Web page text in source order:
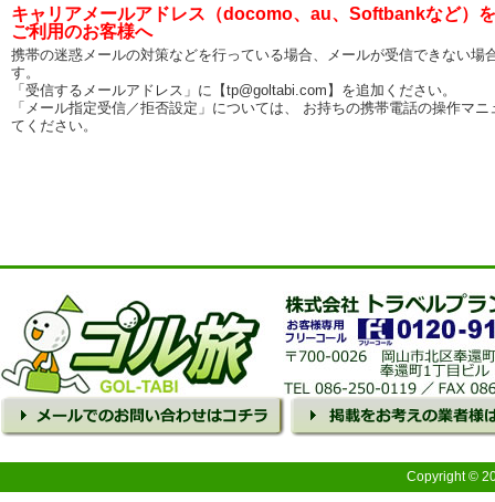
キャリアメールアドレス（docomo、au、Softbankなど）を
ご利用のお客様へ
携帯の迷惑メールの対策などを行っている場合、メールが受信できない場
す。
「受信するメールアドレス」に【tp@goltabi.com】を追加ください。
「メール指定受信／拒否設定」については、 お持ちの携帯電話の操作マ
てください。
Copyright ©